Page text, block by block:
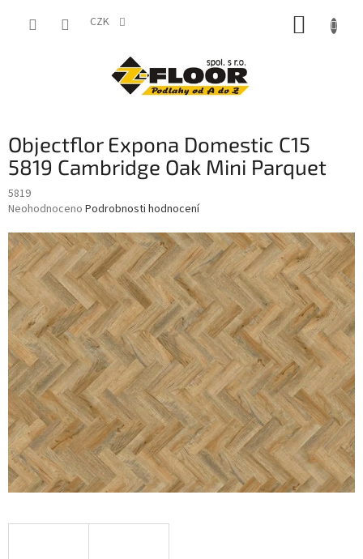
CZK
Objectflor Expona Domestic C15
5819 Cambridge Oak Mini Parquet
5819
Průměrné
produktu
je
0,0
z
5
hvězdiček.
Neohodnoceno Podrobnosti hodnocení